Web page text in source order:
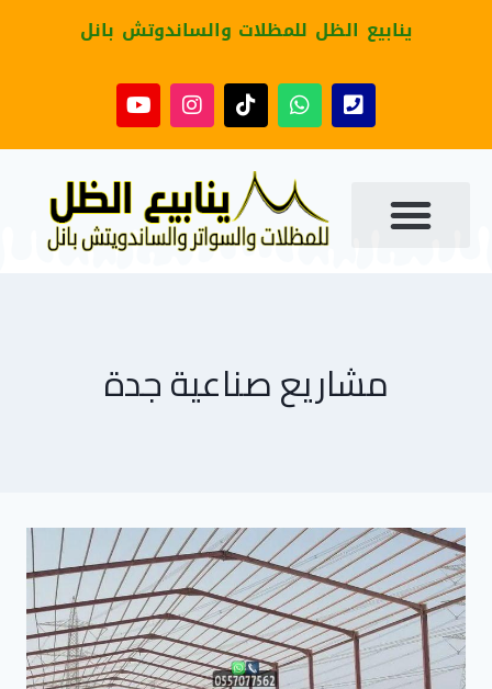
ينابيع الظل للمظلات والساندوتش بانل
مشاريع صناعية جدة